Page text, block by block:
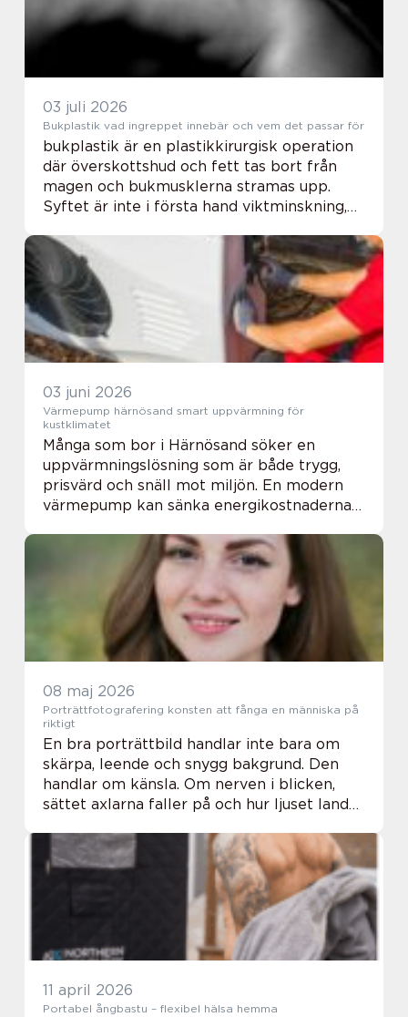
03 juli 2026
Bukplastik vad ingreppet innebär och vem det passar för
bukplastik är en plastikkirurgisk operation
där överskottshud och fett tas bort från
magen och bukmusklerna stramas upp.
Syftet är inte i första hand viktminskning,
till exempel graviditeter eller stor vikt...
03 juni 2026
Värmepump härnösand smart uppvärmning för
kustklimatet
Många som bor i Härnösand söker en
uppvärmningslösning som är både trygg,
prisvärd och snäll mot miljön. En modern
värmepump kan sänka energikostnaderna
jämnare och mer behagligt året runt. För
kuststaden H...
08 maj 2026
Porträttfotografering konsten att fånga en människa på
riktigt
En bra porträttbild handlar inte bara om
skärpa, leende och snygg bakgrund. Den
handlar om känsla. Om nerven i blicken,
sättet axlarna faller på och hur ljuset landar
mer än en teknisk övning det är ett sam...
11 april 2026
Portabel ångbastu – flexibel hälsa hemma